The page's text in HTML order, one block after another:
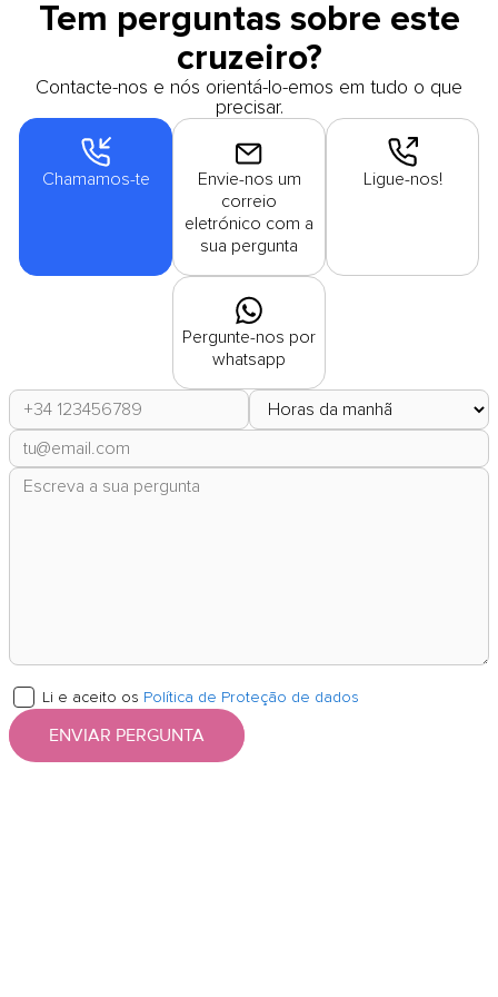
Tem perguntas sobre este
cruzeiro?
Contacte-nos e nós orientá-lo-emos em tudo o que
precisar.
Chamamos-te
Envie-nos um
correio
eletrónico com a
sua pergunta
Ligue-nos!
Pergunte-nos por
whatsapp
Li e aceito os Política de Proteção de dados
ENVIAR PERGUNTA